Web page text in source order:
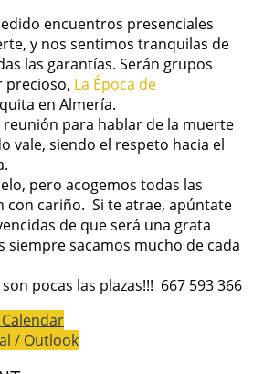
encuentros presenciales
y nos sentimos tranquilas de
las garantías. Serán grupos
precioso, La Época de
en Almería.
reunión para hablar de la muerte
vale, siendo el respeto hacia el
pero acogemos todas las
con cariño. Si te atrae, apúntate
de que será una grata
sacamos mucho de cada
pocas las plazas!!! 667 593 366
/ Outlook